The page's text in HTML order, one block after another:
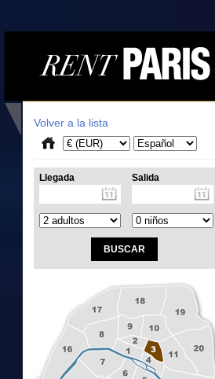
Volver a la lista
Llegada Salida